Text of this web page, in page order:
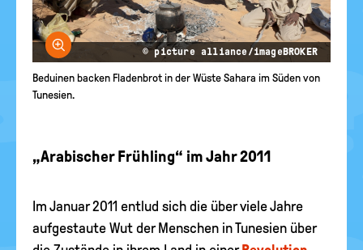
Bild vergrößern
© picture alliance/imageBROKER
Beduinen backen Fladenbrot in der Wüste Sahara im Süden von
Tunesien.
„Arabischer Frühling“ im Jahr 2011
Im Januar 2011 entlud sich die über viele Jahre
aufgestaute Wut der Menschen in Tunesien über